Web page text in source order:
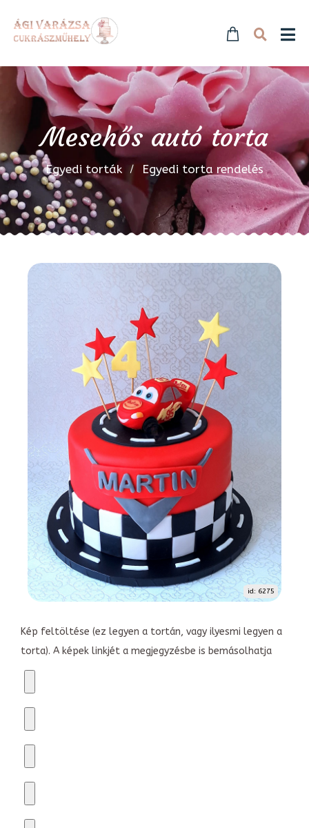
Mesehős autó torta
Egyedi torták Egyedi torta rendelés
id: 6275
Kép feltöltése (ez legyen a tortán, vagy ilyesmi legyen a
torta). A képek linkjét a megjegyzésbe is bemásolhatja